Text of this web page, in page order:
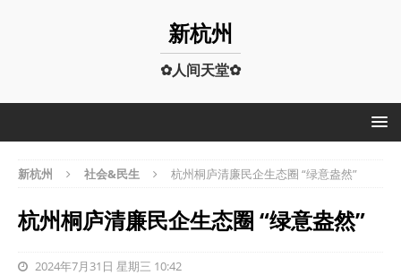
新杭州
✿人间天堂✿
新杭州 社会&民生 杭州桐庐清廉民企生态圈 “绿意盎然”
杭州桐庐清廉民企生态圈 “绿意盎然”
2024年7月31日 星期三 10:42